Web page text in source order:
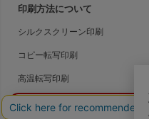
概算合計
印刷方法について
シルクスクリーン印刷
コピー転写印刷
高温転写印刷
機械刷りについて